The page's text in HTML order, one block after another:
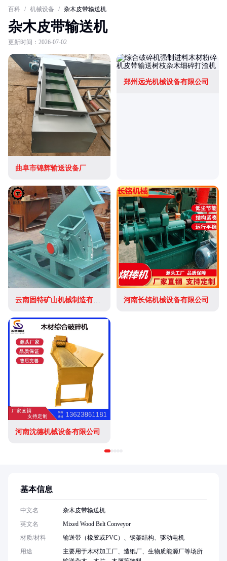
百科 / 机械设备 / 杂木皮带输送机
杂木皮带输送机
更新时间：2026-07-02
曲阜市锦辉输送设备厂
郑州远光机械设备有限公司
云南固特矿山机械制造有限公司 河南长铭机械设备有限公司
河南沈德机械设备有限公司
基本信息
中文名
杂木皮带输送机
英文名
Mixed Wood Belt Conveyor
材质/材料
输送带（橡胶或PVC）、钢架结构、驱动电机
用途
主要用于木材加工厂、造纸厂、生物质能源厂等场所